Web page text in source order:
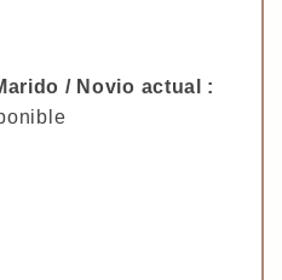
/ Novio actual :